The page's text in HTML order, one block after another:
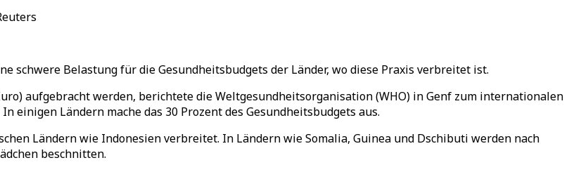
schwere Belastung für die Gesundheitsbudgets der Länder, wo diese Praxis verbreitet ist.
aufgebracht werden, berichtete die Weltgesundheitsorganisation (WHO) in Genf zum internationalen
einigen Ländern mache das 30 Prozent des Gesundheitsbudgets aus.
Ländern wie Indonesien verbreitet. In Ländern wie Somalia, Guinea und Dschibuti werden nach
beschnitten.